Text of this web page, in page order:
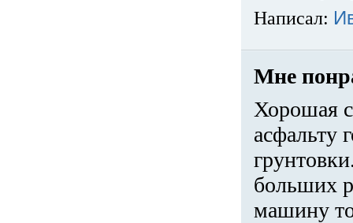
Написал:
Мне
Хорошая
асфальту
больших
машину